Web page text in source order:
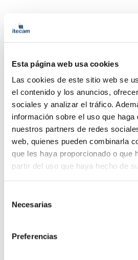
Esta página web usa cookies
Las cookies de este sitio web se
el contenido y los anuncios,
sociales y analizar el tráfico.
información sobre el uso que haga
nuestros partners de redes
web, quienes pueden combinarla
que les haya proporcionado o que
partir del uso que haya hecho de
Necesarias
Preferencias
Soldadura
Curso Soldadura por
consumible, soldeo «TIG»
Gratuito